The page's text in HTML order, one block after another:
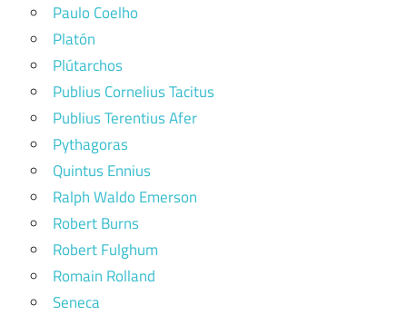
Paulo Coelho
Platón
Plútarchos
Publius Cornelius Tacitus
Publius Terentius Afer
Pythagoras
Quintus Ennius
Ralph Waldo Emerson
Robert Burns
Robert Fulghum
Romain Rolland
Seneca